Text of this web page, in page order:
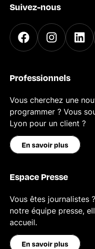
Suivez-nous
Professionnels
Vous cherchez une
programmer ? Vous
Lyon pour un client ?
En savoir plus
Espace Presse
Vous êtes journalistes
notre équipe presse,
accueil.
En savoir plus